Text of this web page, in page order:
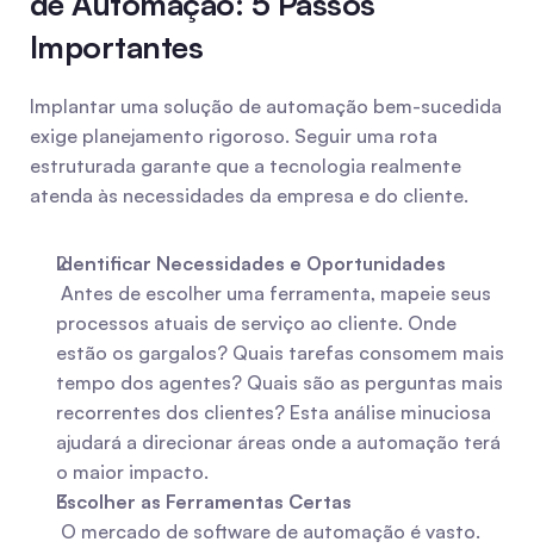
Importantes
Implantar uma solução de automação bem-sucedida
exige planejamento rigoroso. Seguir uma rota
estruturada garante que a tecnologia realmente
atenda às necessidades da empresa e do cliente.
Identificar Necessidades e Oportunidades
processos atuais de serviço ao cliente. Onde
estão os gargalos? Quais tarefas consomem mais
tempo dos agentes? Quais são as perguntas mais
recorrentes dos clientes? Esta análise minuciosa
ajudará a direcionar áreas onde a automação terá
o maior impacto.
Escolher as Ferramentas Certas